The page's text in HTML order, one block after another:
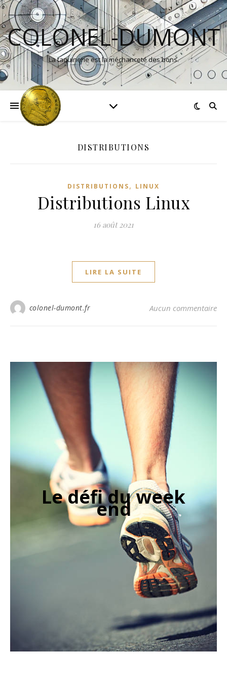
COLONEL-DUMONT
La taquinerie est la méchanceté des bons.
DISTRIBUTIONS
DISTRIBUTIONS, LINUX
Distributions Linux
16 août 2021
LIRE LA SUITE
colonel-dumont.fr Aucun commentaire
Le défi du week
end